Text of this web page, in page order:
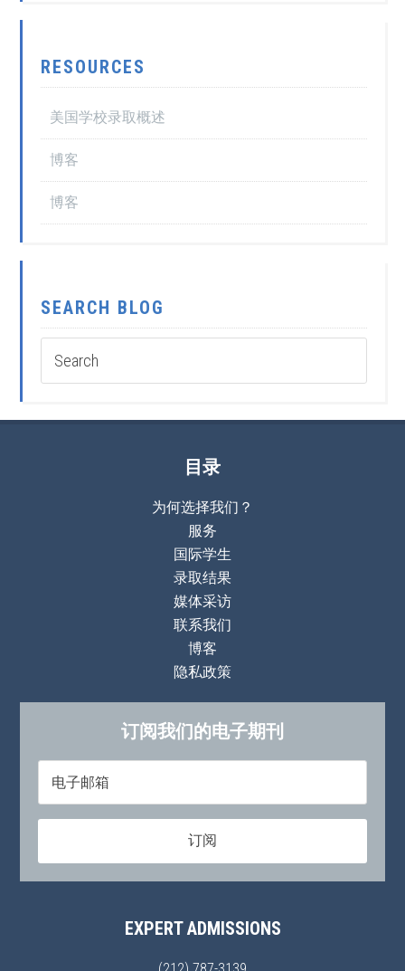
RESOURCES
美国学校录取概述
博客
博客
SEARCH BLOG
目录
为何选择我们？
服务
国际学生
录取结果
媒体采访
联系我们
博客
隐私政策
订阅我们的电子期刊
EXPERT ADMISSIONS